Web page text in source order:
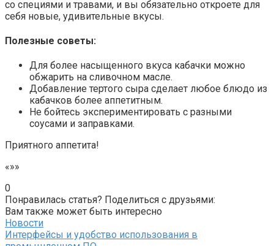
со специями и травами, и вы обязательно откроете для
себя новые, удивительные вкусы.
Полезные советы:
Для более насыщенного вкуса кабачки можно
обжарить на сливочном масле.
Добавление тертого сыра сделает любое блюдо из
кабачков более аппетитным.
Не бойтесь экспериментировать с разными
соусами и заправками.
Приятного аппетита!
«»»
0
Понравилась статья? Поделиться с друзьями:
Вам также может быть интересно
Новости
Интерфейсы и удобство использования в